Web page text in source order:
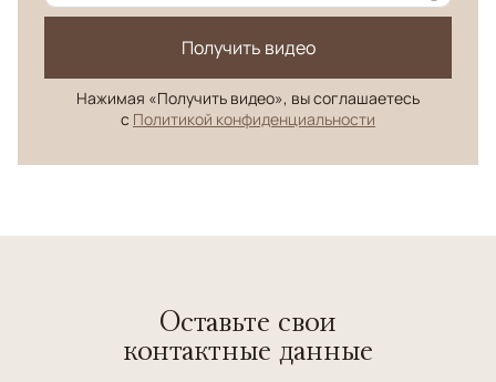
Получить видео
Нажимая «Получить видео», вы соглашаетесь
с Политикой конфиденциальности
Оставьте свои
контактные данные